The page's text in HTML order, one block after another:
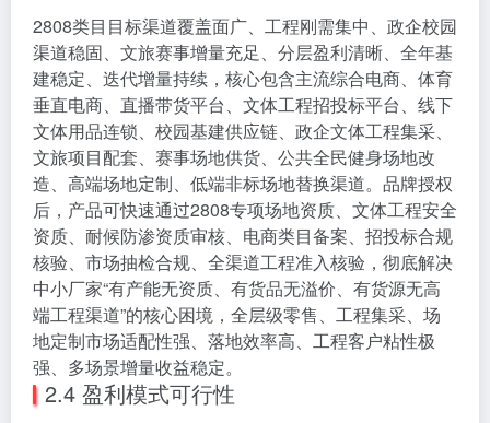
2808类目目标渠道覆盖面广、工程刚需集中、政企校园
渠道稳固、文旅赛事增量充足、分层盈利清晰、全年基
建稳定、迭代增量持续，核心包含主流综合电商、体育
垂直电商、直播带货平台、文体工程招投标平台、线下
文体用品连锁、校园基建供应链、政企文体工程集采、
文旅项目配套、赛事场地供货、公共全民健身场地改
造、高端场地定制、低端非标场地替换渠道。品牌授权
后，产品可快速通过2808专项场地资质、文体工程安全
资质、耐候防渗资质审核、电商类目备案、招投标合规
核验、市场抽检合规、全渠道工程准入核验，彻底解决
中小厂家“有产能无资质、有货品无溢价、有货源无高
端工程渠道”的核心困境，全层级零售、工程集采、场
地定制市场适配性强、落地效率高、工程客户粘性极
强、多场景增量收益稳定。
2.4 盈利模式可行性